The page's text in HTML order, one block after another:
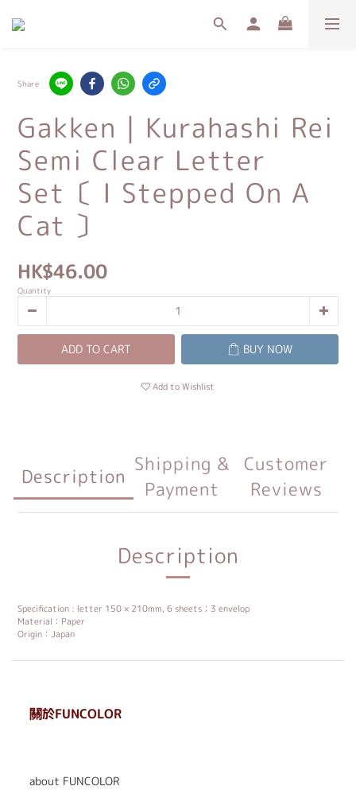
Share
Gakken｜Kurahashi Rei
Semi Clear Letter
Set〔 I Stepped On A
Cat 〕
HK$46.00
Quantity
ADD TO CART BUY NOW
Add to Wishlist
Description
Shipping &
Payment
Customer
Reviews
Description
Specification : letter 150 × 210mm, 6 sheets；3 envelop
Material：Paper
Origin：Japan
關於FUNCOLOR
about FUNCOLOR